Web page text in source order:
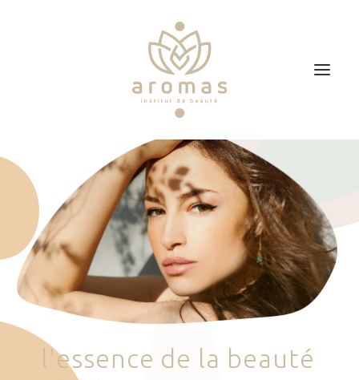
Soins
Je veux faire un bon cadeau
Plan d’accès
Prendre RDV
'essence de la beauté